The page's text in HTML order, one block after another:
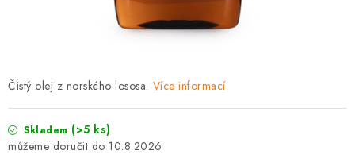
Podmínky ochrany osobních údajů
FAQ
Čistý olej z norského lososa. Více informací
Skladem (>5 ks)
10.8.2026